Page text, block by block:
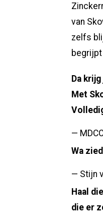
van
zelfs
begrijpt
Da
Met
—
Wa
— Stijn
Haal
die er